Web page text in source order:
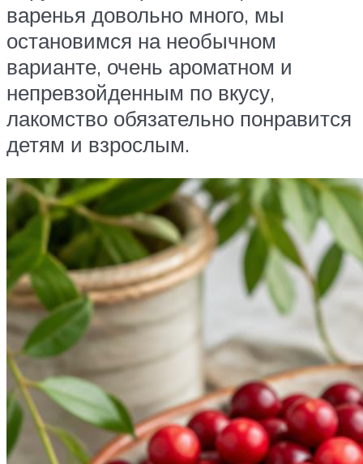
варенья довольно много, мы
остановимся на необычном
варианте, очень ароматном и
непревзойденным по вкусу,
лакомство обязательно понравится
детям и взрослым.